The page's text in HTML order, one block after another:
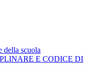
della scuola
E CODICE DI